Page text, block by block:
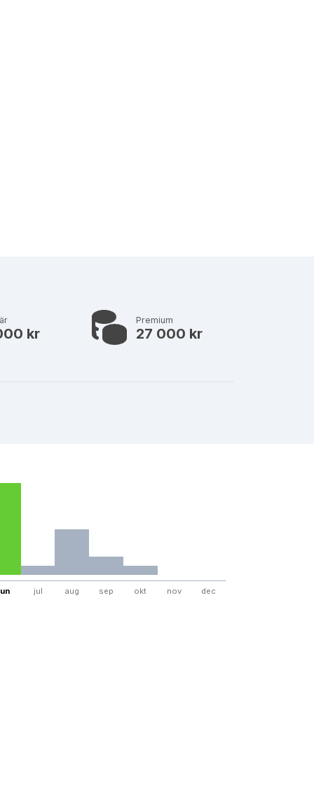
kr
Premium
27 000 kr
jul aug sep okt nov dec